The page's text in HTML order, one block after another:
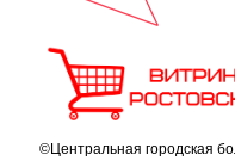
©Центральная городская